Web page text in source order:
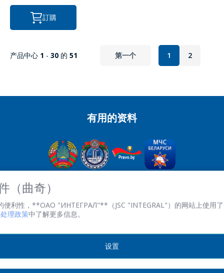
NJU6450A
SED1520DOA
RX8025
訂購
产品中心 1 - 30 的 51 第一个 1 2
有用的资料
共和國
TRN 100386629 註冊。 數字 100386629
工作時間：週一至週五 08.30 至 17.00。
（曲奇）
便利性，**ОАО "ИНТЕГРАЛ"**（JSC "INTEGRAL"）的网站上使用
理政策中了解更多信息。
设置